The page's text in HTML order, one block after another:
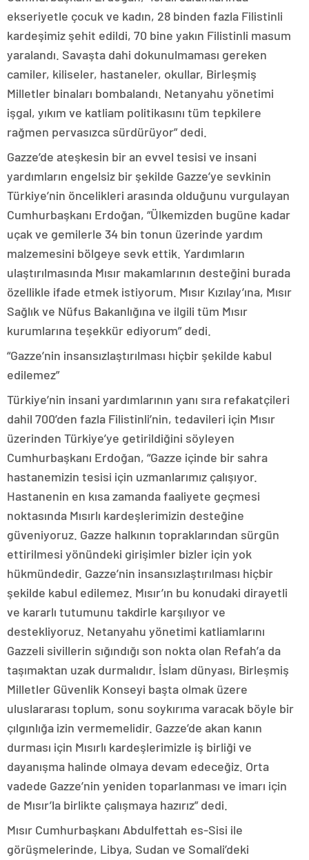
ekseriyetle çocuk ve kadın, 28 binden fazla Filistinli
kardeşimiz şehit edildi, 70 bine yakın Filistinli masum
yaralandı. Savaşta dahi dokunulmaması gereken
camiler, kiliseler, hastaneler, okullar, Birleşmiş
Milletler binaları bombalandı. Netanyahu yönetimi
işgal, yıkım ve katliam politikasını tüm tepkilere
rağmen pervasızca sürdürüyor” dedi.
Gazze’de ateşkesin bir an evvel tesisi ve insani
yardımların engelsiz bir şekilde Gazze’ye sevkinin
Türkiye’nin öncelikleri arasında olduğunu vurgulayan
Cumhurbaşkanı Erdoğan, “Ülkemizden bugüne kadar
uçak ve gemilerle 34 bin tonun üzerinde yardım
malzemesini bölgeye sevk ettik. Yardımların
ulaştırılmasında Mısır makamlarının desteğini burada
özellikle ifade etmek istiyorum. Mısır Kızılay’ına, Mısır
Sağlık ve Nüfus Bakanlığına ve ilgili tüm Mısır
kurumlarına teşekkür ediyorum” dedi.
“Gazze’nin insansızlaştırılması hiçbir şekilde kabul
edilemez”
Türkiye’nin insani yardımlarının yanı sıra refakatçileri
dahil 700’den fazla Filistinli’nin, tedavileri için Mısır
üzerinden Türkiye’ye getirildiğini söyleyen
Cumhurbaşkanı Erdoğan, “Gazze içinde bir sahra
hastanemizin tesisi için uzmanlarımız çalışıyor.
Hastanenin en kısa zamanda faaliyete geçmesi
noktasında Mısırlı kardeşlerimizin desteğine
güveniyoruz. Gazze halkının topraklarından sürgün
ettirilmesi yönündeki girişimler bizler için yok
hükmündedir. Gazze’nin insansızlaştırılması hiçbir
şekilde kabul edilemez. Mısır’ın bu konudaki dirayetli
ve kararlı tutumunu takdirle karşılıyor ve
destekliyoruz. Netanyahu yönetimi katliamlarını
Gazzeli sivillerin sığındığı son nokta olan Refah’a da
taşımaktan uzak durmalıdır. İslam dünyası, Birleşmiş
Milletler Güvenlik Konseyi başta olmak üzere
uluslararası toplum, sonu soykırıma varacak böyle bir
çılgınlığa izin vermemelidir. Gazze’de akan kanın
durması için Mısırlı kardeşlerimizle iş birliği ve
dayanışma halinde olmaya devam edeceğiz. Orta
vadede Gazze’nin yeniden toparlanması ve imarı için
de Mısır’la birlikte çalışmaya hazırız” dedi.
Mısır Cumhurbaşkanı Abdulfettah es-Sisi ile
görüşmelerinde, Libya, Sudan ve Somali’deki